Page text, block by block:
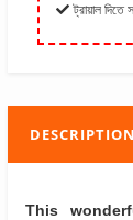
ট্রায়াল দিতে
DESCRIPTION
This